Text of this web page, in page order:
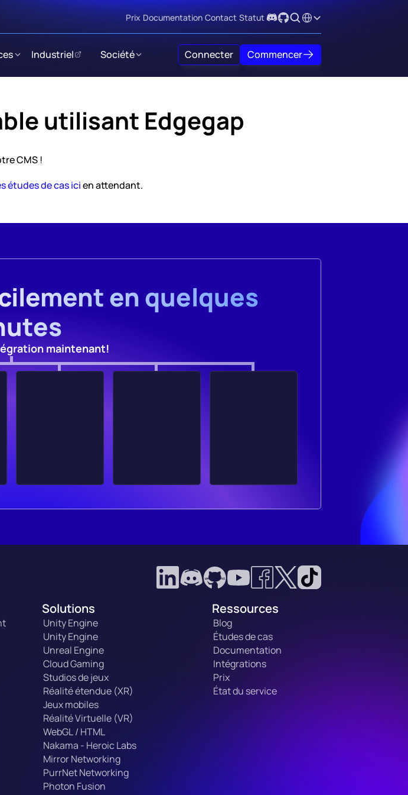
Prix Documentation Contact Statut Select Language
Industriel Société Connecter Commencer
utilisant Edgegap
CMS !
études de cas ici en attendant.
en quelques
maintenant!
Solutions
Unity Engine
Unity Engine
Unreal Engine
Cloud Gaming
Studios de jeux
Réalité étendue (XR)
Jeux mobiles
Réalité Virtuelle (VR)
WebGL / HTML
Nakama - Heroic Labs
Mirror Networking
PurrNet Networking
Photon Fusion
Ressources
Blog
Études de cas
Documentation
Intégrations
Prix
État du service